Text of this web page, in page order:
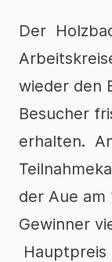
Der
wieder den
Besucher
erhalten.
der Aue am
Gewinner
Hauptpreis